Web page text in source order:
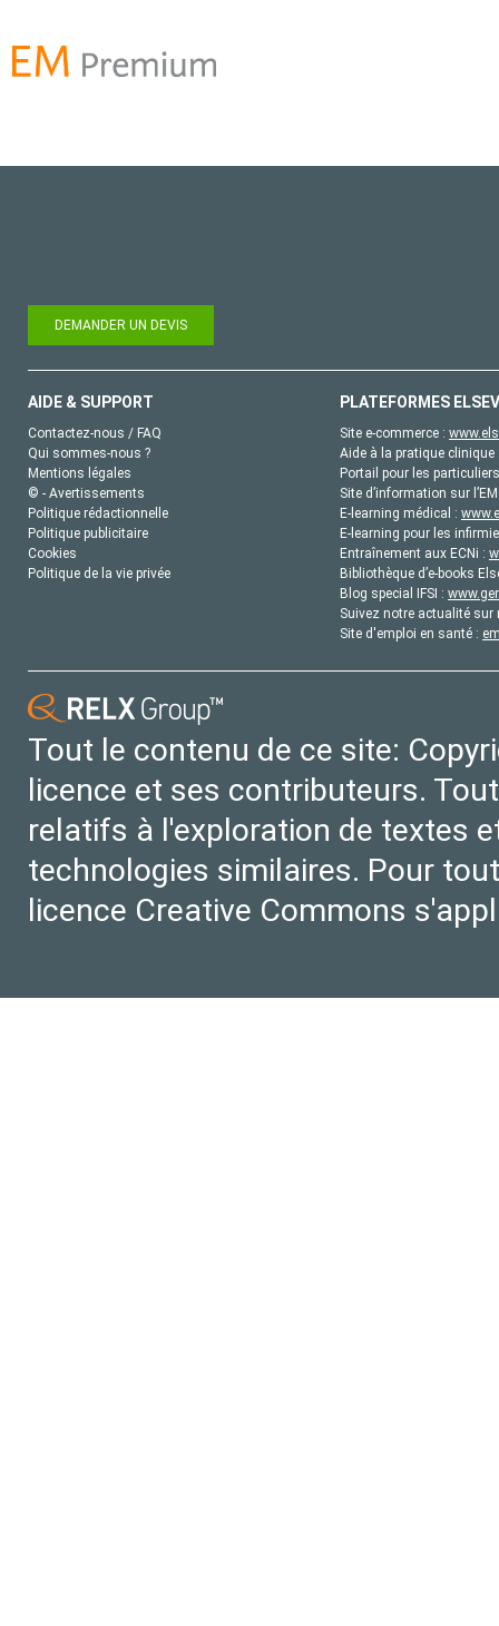
DEMANDER UN DEVIS
AIDE & SUPPORT
Contactez-nous / FAQ
Qui sommes-nous ?
Mentions légales
© - Avertissements
Politique rédactionnelle
Politique publicitaire
Cookies
Politique de la vie privée
PLATEFORMES
Site e-commerce :
Aide à la pratique
Portail pour les
Site d’information sur
E-learning médical :
E-learning pour les
Entraînement aux ECNi :
Bibliothèque d’e-books
Blog special IFSI :
Suivez notre actualité sur
Site d'emploi en santé :
Tout le contenu de ce site:
licence et ses contributeurs.
relatifs à l'exploration de textes
technologies similaires. Pour
licence Creative Commons